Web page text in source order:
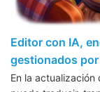
Editor con IA,
gestionados
En la